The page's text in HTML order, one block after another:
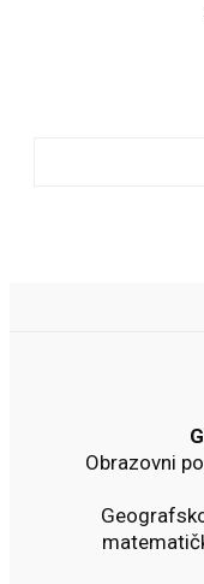
Obrazovni